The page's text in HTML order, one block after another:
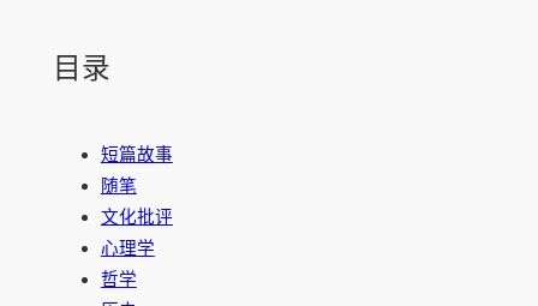
目录
短篇故事
随笔
文化批评
心理学
哲学